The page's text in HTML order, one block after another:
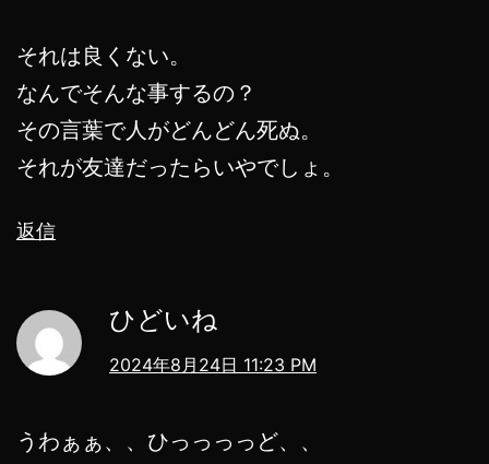
それは良くない。
なんでそんな事するの？
その言葉で人がどんどん死ぬ。
それが友達だったらいやでしょ。
返信
ひどいね
2024年8月24日 11:23 PM
うわぁぁ、、ひっっっっど、、